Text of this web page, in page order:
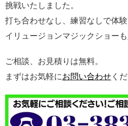
挑戦いたしました。
打ち合わせなし、練習なしで体
イリュージョンマジックショーも
ご相談、お見積りは無料。
まずはお気軽にお問い合わせ く